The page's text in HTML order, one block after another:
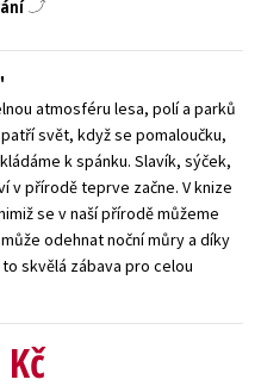
tituly
atmosféru lesa, polí a parků
svět, když se pomaloučku,
k spánku. Slavík, sýček,
v přírodě teprve začne. V knize
se v naší přírodě můžeme
odehnat noční můry a díky
skvělá zábava pro celou